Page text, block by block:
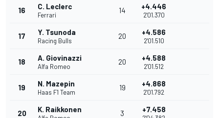
16 C. Leclerc
Ferrari
14 +4.446
2'01.370
17 Y. Tsunoda
Racing Bulls
20 +4.586
2'01.510
18 A. Giovinazzi
Alfa Romeo
20 +4.588
2'01.512
19 N. Mazepin
Haas F1 Team
19 +4.868
2'01.792
20 K. Raikkonen 3 +7.458